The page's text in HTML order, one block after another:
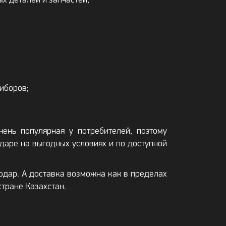
популярная у потребителей, поэтому
на выгодных условиях и по доступной
А доставка возможна как в пределах
Казахстан.